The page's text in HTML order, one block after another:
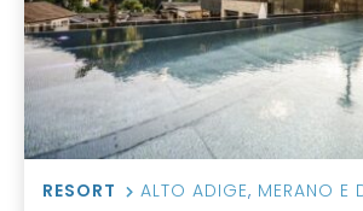
RESORT ALTO ADIGE, MERANO E